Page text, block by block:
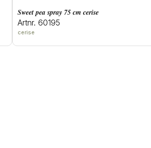
sweet pea spray 75 cm cerise
Artnr. 60195
cerise